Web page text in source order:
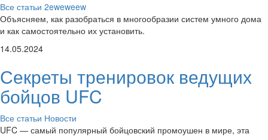
Все статьи 2eweweew
Объясняем, как разобраться в многообразии систем умного дома
и как самостоятельно их установить.
14.05.2024
Секреты тренировок ведущих
бойцов UFC
Все статьи Новости
UFC — самый популярный бойцовский промоушен в мире, эта